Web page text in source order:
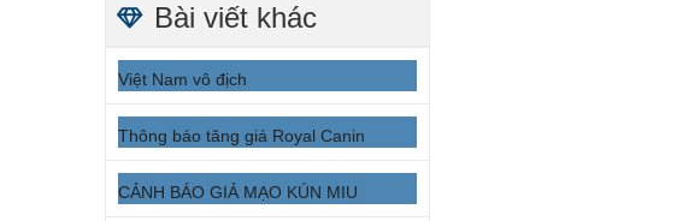
Bài viết khác
Việt Nam vô địch
Thông báo tăng giá Royal Canin
CẢNH BÁO GIẢ MẠO KÚN MIU